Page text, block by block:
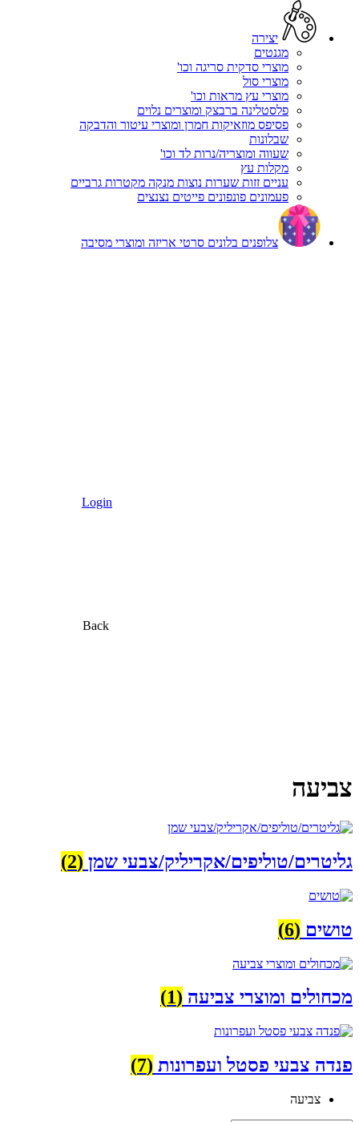
יצירה
מגנטים
מוצרי סדקית סריגה וכו'
מוצרי סול
מוצרי עץ מראות וכו'
פלסטלינה ברבצק ומוצרים נלוים
פסיפס מוזאיקות חמרן ומוצרי עיטור והדבקה
שבלונות
שעווה ומוצריה/נרות לד וכו'
מקלות עץ
עניים זזות שערות נוצות מנקה מקטרות גרביים
פעמונים פונפונים פייטים נצנצים
צלופנים בלונים סרטי אריזה ומוצרי מסיבה
Login
צביעה
גליטרים/טוליפים/אקריליק/צבעי שמן (2)
טושים (6)
מכחולים ומוצרי צביעה (1)
פנדה צבעי פסטל ועפרונות (7)
צביעה